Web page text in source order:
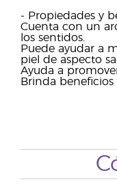
- Propiedades y
Cuenta con un
los sentidos.
Puede ayudar a
piel de aspecto
Ayuda a
Brinda beneficios